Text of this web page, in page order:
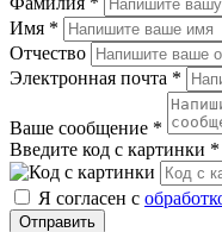
Имя *
Отчество
Электронная почта *
Ваше сообщение *
Введите код с картинки *
Я согласен с
Отправить